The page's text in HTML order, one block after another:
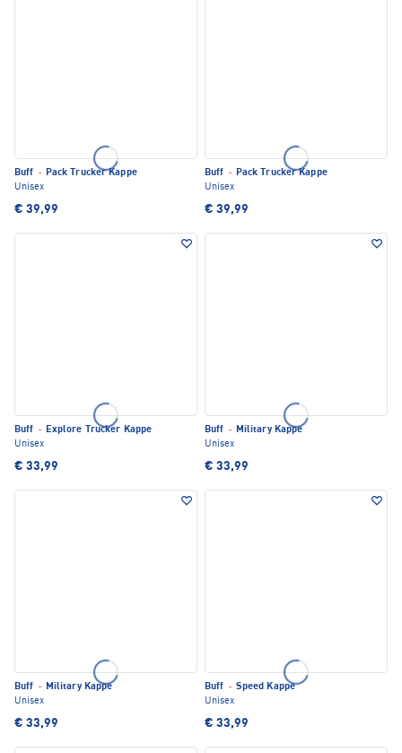
Buff · Pack Trucker Kappe
Unisex
€ 39,99
Buff · Pack Trucker Kappe
Unisex
€ 39,99
Buff · Explore Trucker Kappe
Unisex
€ 33,99
Buff · Military Kappe
Unisex
€ 33,99
Buff · Military Kappe
Unisex
€ 33,99
Buff · Speed Kappe
Unisex
€ 33,99